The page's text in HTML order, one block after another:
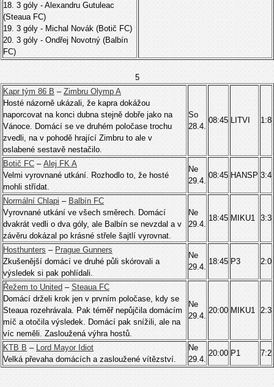
18. 3 góly - Alexandru Gutuleac
(Steaua FC)
19. 3 góly - Michal Novák (Botič FC)
20. 3 góly - Ondřej Novotný (Balbín
FC)
5
Kapr tým 86 B – Zimbru Olymp A
Hosté názorně ukázali, že kapra dokážou
naporcovat na konci dubna stejně dobře jako na
Vánoce. Domácí se ve druhém poločase trochu
zvedli, na v pohodě hrající Zimbru to ale v
oslabené sestavě nestačilo.
So
28.4.
08:45 LITVI 1:8
Botič FC – Alej FK A
Velmi vyrovnané utkání. Rozhodlo to, že hosté
mohli střídat.
Ne
29.4.
08:45 HANSP 3:4
Normální Chlapi – Balbín FC
Vyrovnané utkání ve všech směrech. Domácí
dvakrát vedli o dva góly, ale Balbín se nevzdal a v
závěru dokázal po krásné střele šajtlí vyrovnat.
Ne
29.4.
18:45 MIKU1 3:3
Hosthunters – Prague Gunners
Zkušenější domácí ve druhé půli skórovali a
výsledek si pak pohlídali.
Ne
29.4.
18:45 P3 2:0
Řežem to United – Steaua FC
Domácí drželi krok jen v prvním poločase, kdy se
Steaua rozehrávala. Pak téměř nepůjčila domácím
míč a otočila výsledek. Domácí pak snížili, ale na
víc neměli. Zasloužená výhra hostů.
Ne
29.4.
20:00 MIKU1 2:3
KTB B – Lord Mayor Idiot
Velká převaha domácích a zasloužené vítězství.
Ne
29.4.
20:00 P1 7:2